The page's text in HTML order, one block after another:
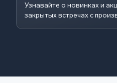
Узнавайте о новинках и
закрытых встречах с